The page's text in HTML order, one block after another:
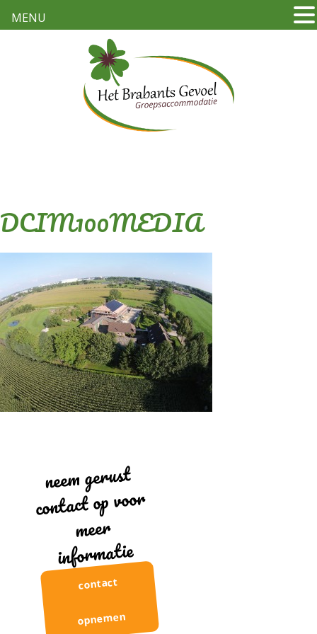
DCIM100MEDIA
neem gerust
contact op voor
meer
informatie
contact
opnemen
MENU